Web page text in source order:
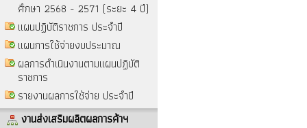
ศึกษา 2568 - 2571 (ระยะ 4 ปี)
แผนปฏิบัติราชการ ประจำปี
แผนการใช้จ่ายงบประมาณ
ผลการดำเนินงานตามแผนปฏิบัติ
ราชการ
รายงานผลการใช้จ่าย ประจำปี
งานส่งเสริมผลิตผลการค้าฯ